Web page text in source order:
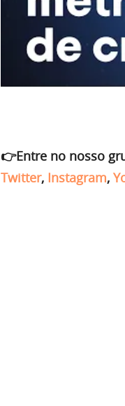
👉Entre no nosso
Twitter, Instagram,